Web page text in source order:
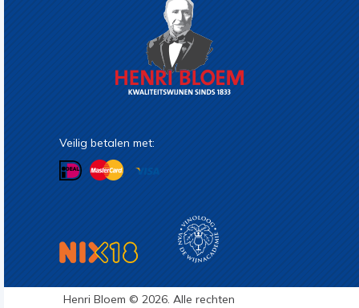
Veilig betalen met:
Henri Bloem © 2026. Alle rechten